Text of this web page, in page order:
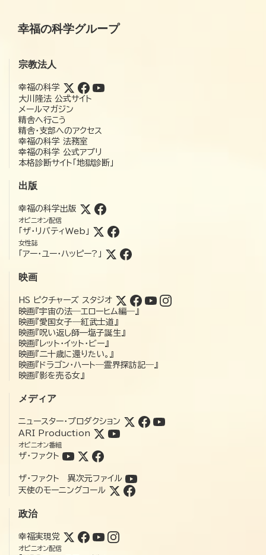
幸福の科学グループ
宗教法人
幸福の科学
大川隆法 公式サイト
メールマガジン
精舎へ行こう
精舎・支部へのアクセス
幸福の科学 法務室
幸福の科学 公式アプリ
本格診断サイト「地獄診断」
出版
幸福の科学出版
オピニオン配信
「ザ・リバティWeb」
女性誌
「アー・ユー・ハッピー?」
映画
HS ピクチャーズ スタジオ
映画『宇宙の法―エローヒム編―』
映画『愛国女子―紅武士道』
映画『呪い返し師—塩子誕生』
映画『レット・イット・ビー』
映画『二十歳に還りたい。』
映画『ドラゴン・ハート―霊界探訪記―』
映画『影を売る女』
メディア
ニュースター・プロダクション
ARI Production
オピニオン番組
ザ・ファクト
ザ・ファクト 異次元ファイル
天使のモーニングコール
政治
幸福実現党
オピニオン配信